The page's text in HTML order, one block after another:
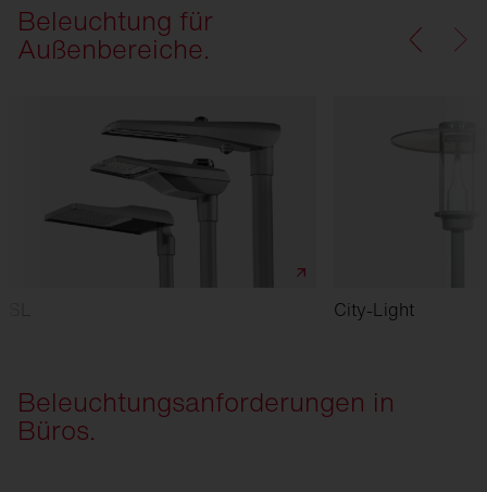
Beleuchtung für
Außenbereiche.
City-Light
Beleuchtungsanforderungen in
Büros.